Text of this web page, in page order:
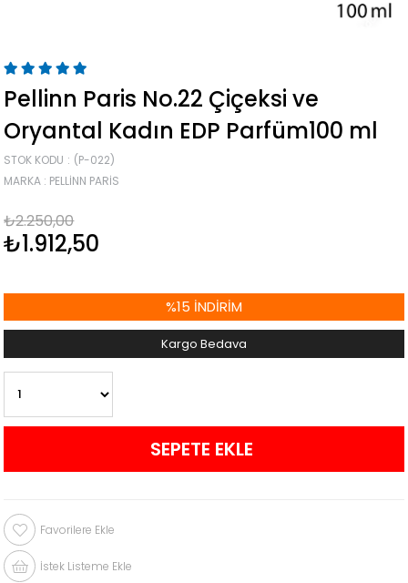
Pellinn Paris No.22 Çiçeksi ve
Oryantal Kadın EDP Parfüm100 ml
STOK KODU
(P-022)
MARKA : PELLINN PARIS
₺2.250,00
₺1.912,50
%15 İNDIRIM
Kargo Bedava
Favorilere Ekle
İstek Listeme Ekle